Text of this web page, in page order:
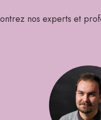
nos experts et